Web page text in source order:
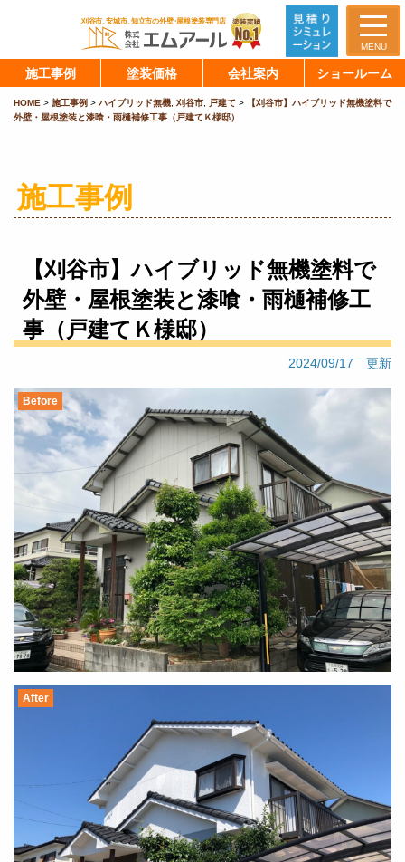
MENU
施工事例 塗装価格 会社案内 ショールーム
HOME > 施工事例 > ハイブリッド無機, 刈谷市, 戸建て >
【刈谷市】ハイブリッド無機塗料で
外壁・屋根塗装と漆喰・雨樋補修工事（戸建てＫ様邸）
施工事例
【刈谷市】ハイブリッド無機塗料で
外壁・屋根塗装と漆喰・雨樋補修工
事（戸建てＫ様邸）
2024/09/17 更新
Before
After